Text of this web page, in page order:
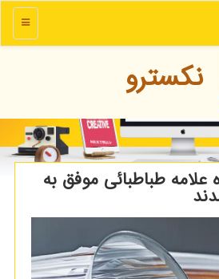
منو
نكسترو
علامه طباطبائی موفق به